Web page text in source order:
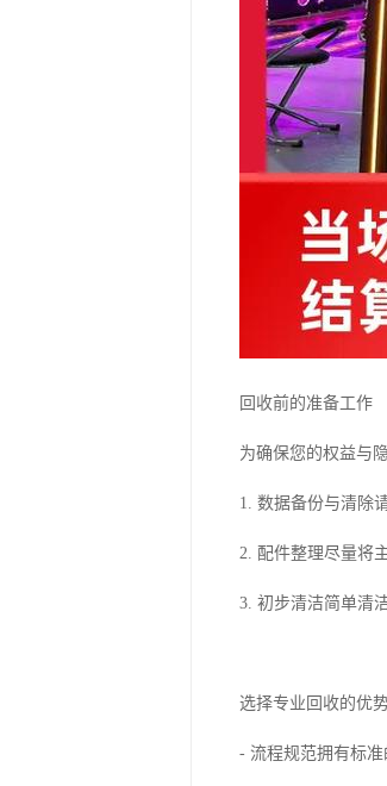
回收前的准备工作
为确保您的权益与
1. 数据备份与清除
2. 配件整理尽量将
3. 初步清洁简单清
选择专业回收的优
- 流程规范拥有标准